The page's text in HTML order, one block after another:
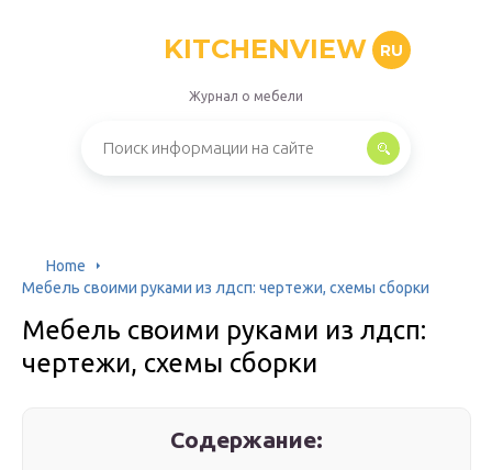
KITCHENVIEW RU
Журнал о мебели
Home
Мебель своими руками из лдсп: чертежи, схемы сборки
Мебель своими руками из лдсп:
чертежи, схемы сборки
Содержание: